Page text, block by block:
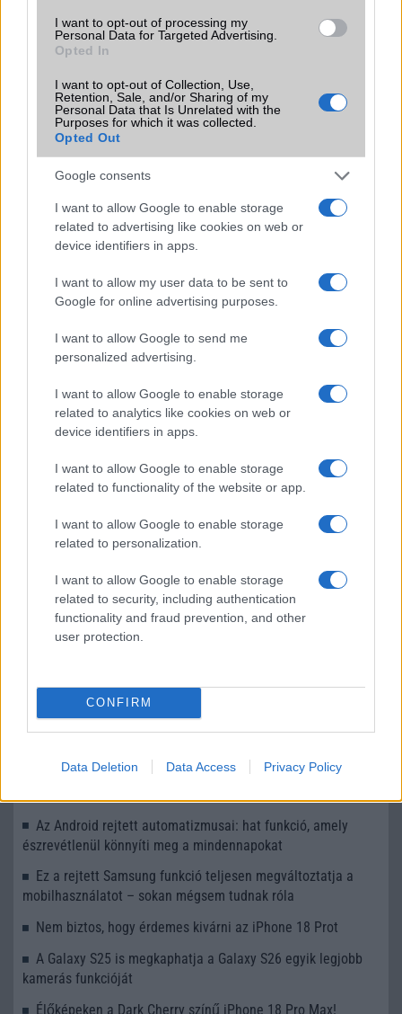
I want to opt-out of processing my
Personal Data for Targeted Advertising.
Opted In
I want to opt-out of Collection, Use,
Retention, Sale, and/or Sharing of my
Personal Data that Is Unrelated with the
Purposes for which it was collected.
Opted Out
Google consents
I want to allow Google to enable storage
related to advertising like cookies on web or
device identifiers in apps.
I want to allow my user data to be sent to
Google for online advertising purposes.
I want to allow Google to send me
personalized advertising.
I want to allow Google to enable storage
related to analytics like cookies on web or
device identifiers in apps.
I want to allow Google to enable storage
related to functionality of the website or app.
I want to allow Google to enable storage
related to personalization.
I want to allow Google to enable storage
related to security, including authentication
functionality and fraud prevention, and other
user protection.
CONFIRM
Data Deletion Data Access Privacy Policy
Ez a rejtett Samsung funkció teljesen
megváltoztatja a mobilhasználatot –
sokan mégsem tudnak róla
2026.07.12| Android Central
Az Edge Panel az egyik leghasznosabb funkció, amely
miközben a Pixel telefonokból továbbra is hiányzik.
KAPCSOLÓDÓ HÍREK
Minden tarifa elérhető hűség nélkül
A Telekom a legjobb Európában
Megjelent a YouTube Music
Vodafone-nál
Kettéválik a Vodafone, a ONE nevet kell megszoknunk
További hírek
Számos népszerű Samsung Galaxy készülék kimarad a One
iPhone 18 bemutató dátum - ekkor rántja le a leplet az
Az Android rejtett automatizmusai: hat funkció, amely
észrevétlenül könnyíti meg a mindennapokat
Ez a rejtett Samsung funkció teljesen megváltoztatja a
mobilhasználatot – sokan mégsem tudnak róla
Nem biztos, hogy érdemes kivárni az iPhone 18 Prot
A Galaxy S25 is megkaphatja a Galaxy S26 egyik legjobb
kamerás funkcióját
Élőképeken a Dark Cherry színű iPhone 18 Pro Max!